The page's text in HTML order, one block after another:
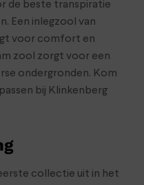
de beste transpiratie
Een inlegzool van
voor comfort en
zool zorgt voor een
ondergronden. Kom
bij Klinkenberg
collectie uit in het